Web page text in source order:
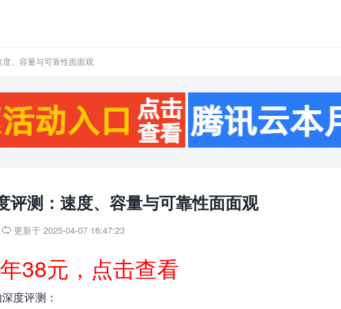
、容量与可靠性面面观
评测：速度、容量与可靠性面面观
 更新于 2025-04-07 16:47:23
38元，点击查看
度评测：